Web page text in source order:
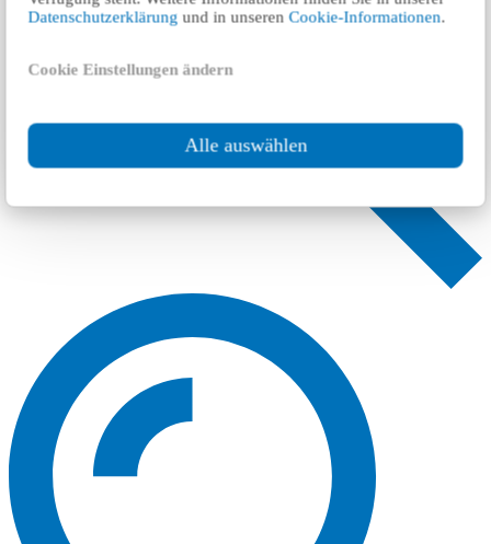
Datenschutzerklärung und in unserenCookie-Informationen.
Cookie Einstellungen ändern
Alle auswählen